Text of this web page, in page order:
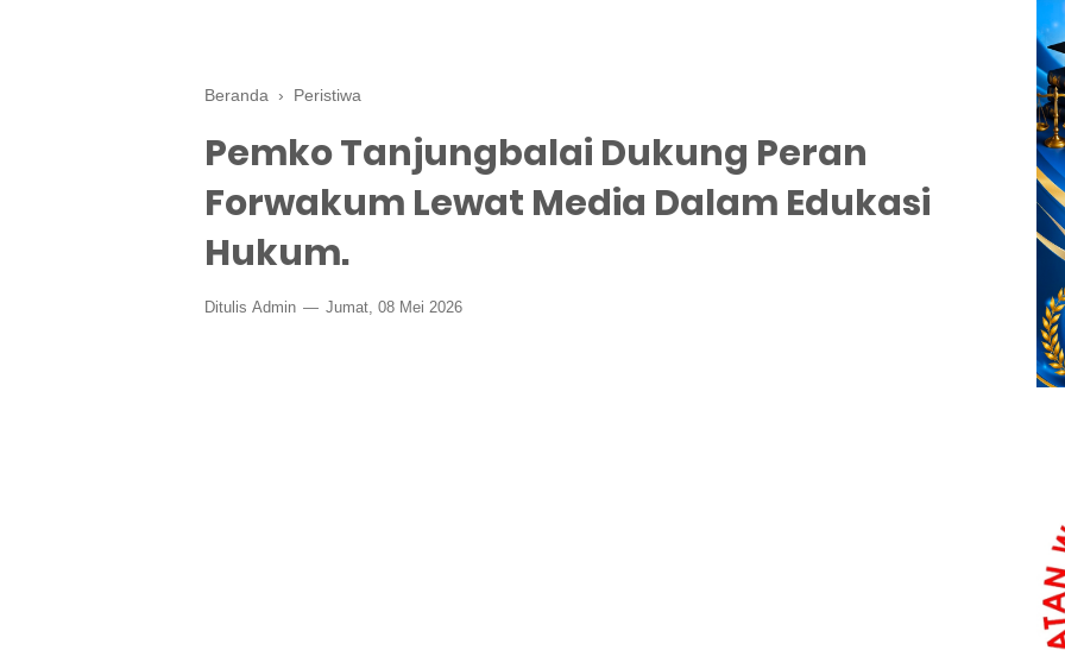
Beranda › Peristiwa
Pemko Tanjungbalai Dukung Peran
Forwakum Lewat Media Dalam Edukasi
Hukum.
Ditulis Admin Jumat, 08 Mei 2026